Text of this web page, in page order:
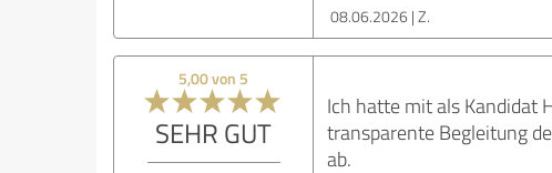
08.06.2026 Z.
5,00 von 5
SEHR GUT
Ich hatte mit als Kandidat
transparente Begleitung
ab.